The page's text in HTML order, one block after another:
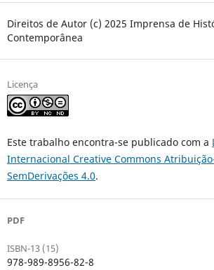
Direitos de Autor (c) 2025 Imprensa de
Contemporânea
Licença
Este trabalho encontra-se publicado com a
Internacional Creative Commons
SemDerivações 4.0.
PDF
ISBN-13 (15)
978-989-8956-82-8